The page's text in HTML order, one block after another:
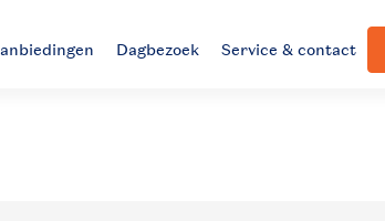
Dagbezoek Service & contact